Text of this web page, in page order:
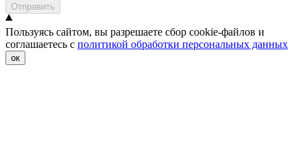
Отправить
Пользуясь сайтом, вы разрешаете сбор cookie-файлов и
соглашаетесь с политикой обработки персональных данных
ок